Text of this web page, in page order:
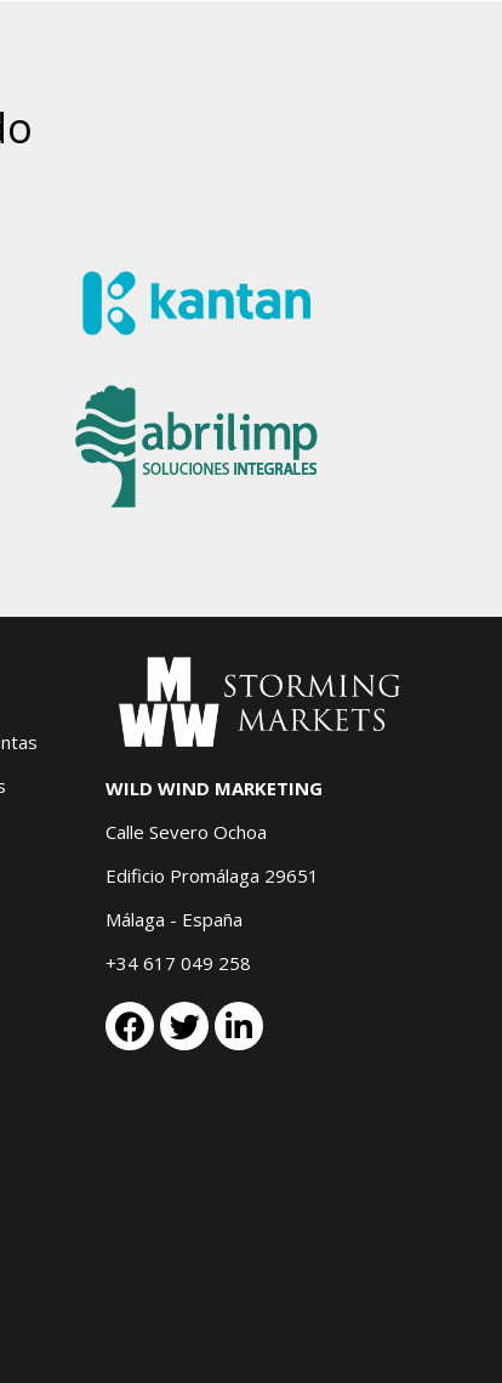
WILD WIND MARKETING
Calle Severo Ochoa
Edificio Promálaga 29651
Málaga - España
+34 617 049 258